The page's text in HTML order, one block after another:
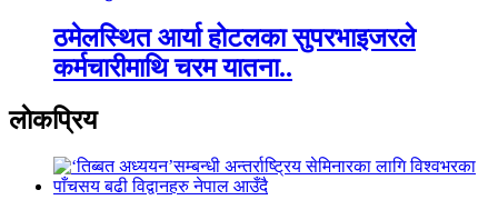
ठमेलस्थित आर्या होटलका सुपरभाइजरले
कर्मचारीमाथि चरम यातना..
लाेकप्रिय